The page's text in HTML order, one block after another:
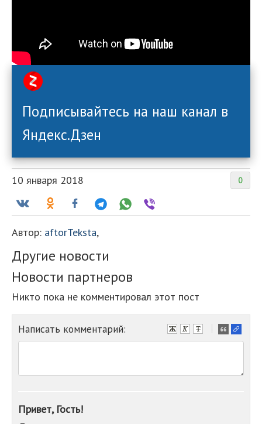
Подписывайтесь на наш канал в
Яндекс.Дзен
0
10 января 2018
Автор: aftorTeksta,
Другие новости
Новости партнеров
Никто пока не комментировал этот пост
Написать комментарий:
-
-
-
Привет, Гость!